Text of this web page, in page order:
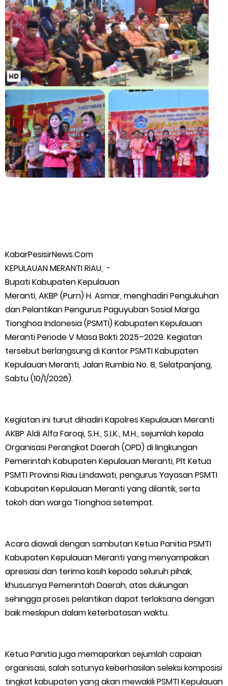
Mantan Wakil Ketua DPRD Riau Dukung Penuh Penerbitan Buku
Sejarah Perjuangan Lahirnya Kabupaten Kepulauan
MerantiMERANTI –
Apel Siaga Karhutla 2026 Digelar di Sabak Auh, Polsek dan
Forkopimcam Perkuat Kesiapsiagaan Cegah Kebakaran
Musyawarah LAM Ke-3 Tualang Sukses, Zulkifli Z (Nomor Urut 1)
Resmi Terpilih Pimpin Lembaga Adat
Pemadaman Secara Bergilir, Mesin 600 kW Diharapkan Jadi
Solusi.
F-PETIR Desak Pemkab Lingga Segera Buka Solusi Tambang
Timah Rakyat: Jangan Hanya di Laut yang Beroperasi,
Tambang Timah di Darat Juga Butuh Hidup
Rengat Bersama PW IWO Riau Ulurkan Tangan Kemanusiaan
Wabup Meranti Serahkan Santunan BPJS Rp52 Juta,
Optimalisasi Pelaksanaan Program Jaminan Sosial
Ketenagakerjaan Diperkuat
Layangkan Surat Konfirmasi ke PT Arara Abadi.
Meranti 2026, 30 Putra-Putri Terbaik Disiapkan Kibarkan Merah
Putih
Pulihkan Konektivitas Pascabencana, HKI Rampungkan
Bupati Asmar Lepas 77 Kontingen Pramuka Meranti Ikuti
KabarPesisirNews.Com
KEPULAUAN MERANTI RIAU, -
Bupati Kabupaten Kepulauan
Meranti, AKBP (Purn) H. Asmar, menghadiri Pengukuhan
dan Pelantikan Pengurus Paguyuban Sosial Marga
Tionghoa Indonesia (PSMTI) Kabupaten Kepulauan
Meranti Periode V Masa Bakti 2025–2029. Kegiatan
tersebut berlangsung di Kantor PSMTI Kabupaten
Kepulauan Meranti, Jalan Rumbia No. 8, Selatpanjang,
Sabtu (10/1/2026).
Kegiatan ini turut dihadiri Kapolres Kepulauan Meranti
AKBP Aldi Alfa Faroqi, S.H., S.I.K., M.H., sejumlah kepala
Organisasi Perangkat Daerah (OPD) di lingkungan
Pemerintah Kabupaten Kepulauan Meranti, Plt Ketua
PSMTI Provinsi Riau Lindawati, pengurus Yayasan PSMTI
Kabupaten Kepulauan Meranti yang dilantik, serta
tokoh dan warga Tionghoa setempat.
Acara diawali dengan sambutan Ketua Panitia PSMTI
Kabupaten Kepulauan Meranti yang menyampaikan
apresiasi dan terima kasih kepada seluruh pihak,
khususnya Pemerintah Daerah, atas dukungan
sehingga proses pelantikan dapat terlaksana dengan
baik meskipun dalam keterbatasan waktu.
Ketua Panitia juga memaparkan sejumlah capaian
organisasi, salah satunya keberhasilan seleksi komposisi
tingkat kabupaten yang akan mewakili PSMTI Kepulauan